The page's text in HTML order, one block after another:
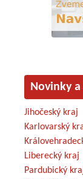
Novinky
Jihočeský kraj
Karlovarský
Liberecký kraj
Pardubický